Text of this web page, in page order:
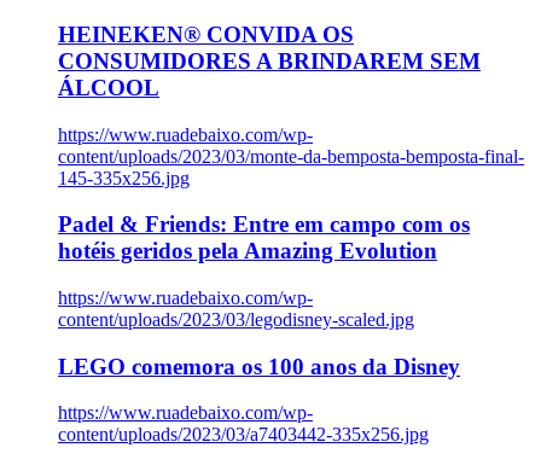
HEINEKEN® CONVIDA OS
CONSUMIDORES A BRINDAREM SEM
ÁLCOOL
https://www.ruadebaixo.com/wp-
content/uploads/2023/03/monte-da-bemposta-bemposta-final-
145-335x256.jpg
Padel & Friends: Entre em campo com os
hotéis geridos pela Amazing Evolution
https://www.ruadebaixo.com/wp-
content/uploads/2023/03/legodisney-scaled.jpg
LEGO comemora os 100 anos da Disney
https://www.ruadebaixo.com/wp-
content/uploads/2023/03/a7403442-335x256.jpg